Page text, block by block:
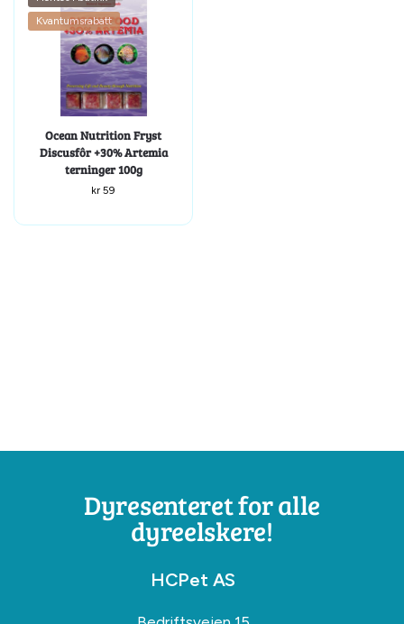
Kvantumsrabatt
Ocean Nutrition Fryst
Discusfôr +30% Artemia
terninger 100g
kr 59
Dyresenteret for alle
dyreelskere!
HCPet AS